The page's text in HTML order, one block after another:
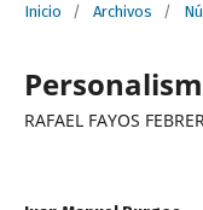
Inicio / Archivos /
RAFAEL FAYOS